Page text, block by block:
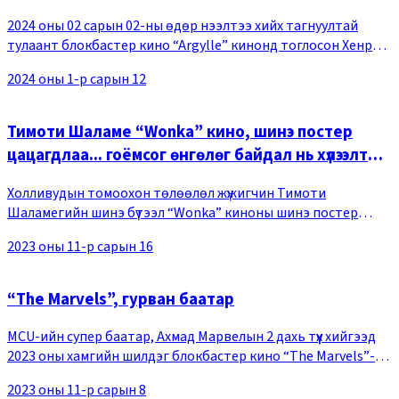
2024 оны 02 сарын 02-ны өдөр нээлтээ хийх тагнуултай
тулаант блокбастер кино “Argylle” кинонд тоглосон Хенри
олон нийтэд цацагджээ. Олон нийтэд
2024 оны 1-р сарын 12
Тимоти Шаламе “Wonka” кино, шинэ постер
цацагдлаа... гоёмсог өнгөлөг байдал нь хүлээлт
Холливудын томоохон төлөөлөл жүжигчин Тимоти
Шаламегийн шинэ бүтээл “Wonka” киноны шинэ постер
Роалд Далын “Charlie and the Chocolate Factory”
2023 оны 11-р сарын 16
“The Marvels”, гурван баатар
MCU-ийн супер баатар, Ахмад Марвелын 2 дахь түүх хийгээд
2023 оны хамгийн шилдэг блокбастер кино “The Marvels”-т
2023 оны 11-р сарын 8